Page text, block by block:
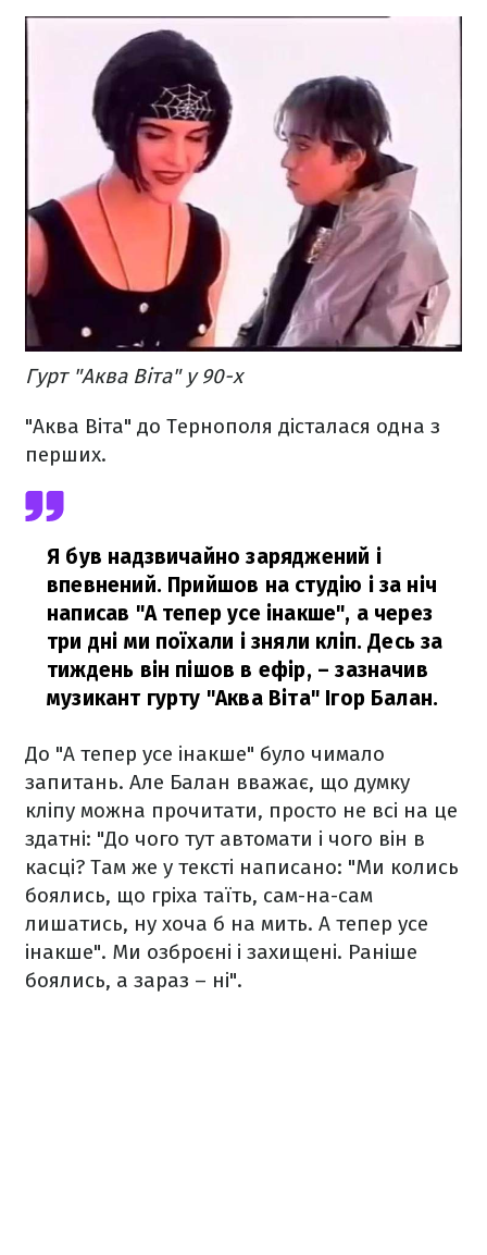
Гурт "Аква Віта" у 90-х
"Аква Віта" до Тернополя дісталася одна з
перших.
Я був надзвичайно заряджений і
впевнений. Прийшов на студію і за ніч
написав "А тепер усе інакше", а через
три дні ми поїхали і зняли кліп. Десь за
тиждень він пішов в ефір, – зазначив
музикант гурту "Аква Віта" Ігор Балан.
До "А тепер усе інакше" було чимало
запитань. Але Балан вважає, що думку
кліпу можна прочитати, просто не всі на це
здатні: "До чого тут автомати і чого він в
касці? Там же у тексті написано: "Ми колись
боялись, що гріха таїть, сам-на-сам
лишатись, ну хоча б на мить. А тепер усе
інакше". Ми озброєні і захищені. Раніше
боялись, а зараз – ні".